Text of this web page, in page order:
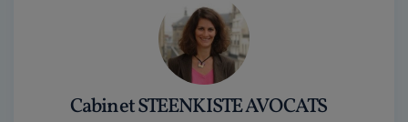
Cabinet STEENKISTE AVOCATS